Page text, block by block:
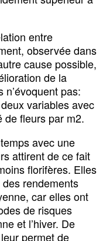
entre
observée dans
cause possible,
de la
pas:
variables avec
de fleurs par m2.
avec une
attirent de ce fait
florifères. Elles
rendements
car elles ont
de risques
et l’hiver. De
permet de